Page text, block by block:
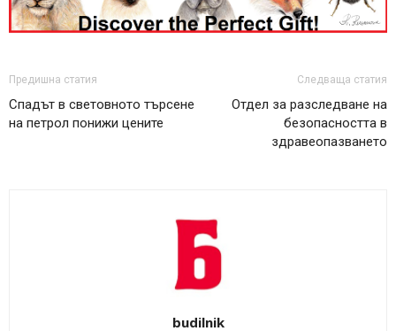
Предишна статия
Спадът в световното търсене
на петрол понижи цените
Следваща статия
Отдел за разследване на
безопасността в
здравеопазването
budilnik